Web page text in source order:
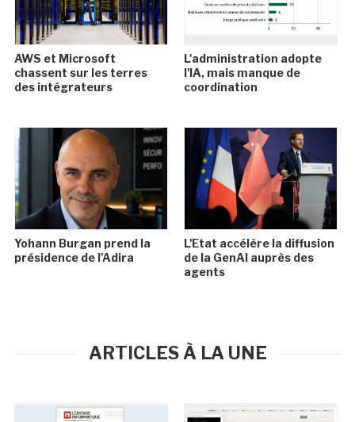
AWS et Microsoft
chassent sur les terres
des intégrateurs
L'administration adopte
l'IA, mais manque de
coordination
Yohann Burgan prend la
présidence de l'Adira
L'Etat accélère la diffusion
de la GenAI auprès des
agents
ARTICLES À LA UNE